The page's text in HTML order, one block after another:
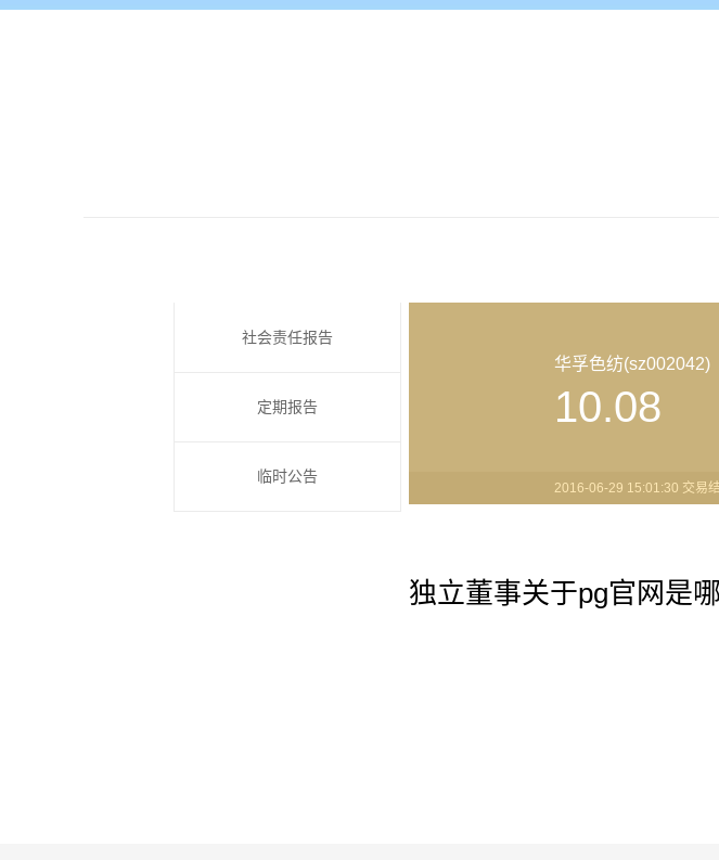
社会责任报告
定期报告
临时公告
华孚色纺(sz002042)
10.08
2016-06-29 15:01:30 交易
独立董事关于pg官网是